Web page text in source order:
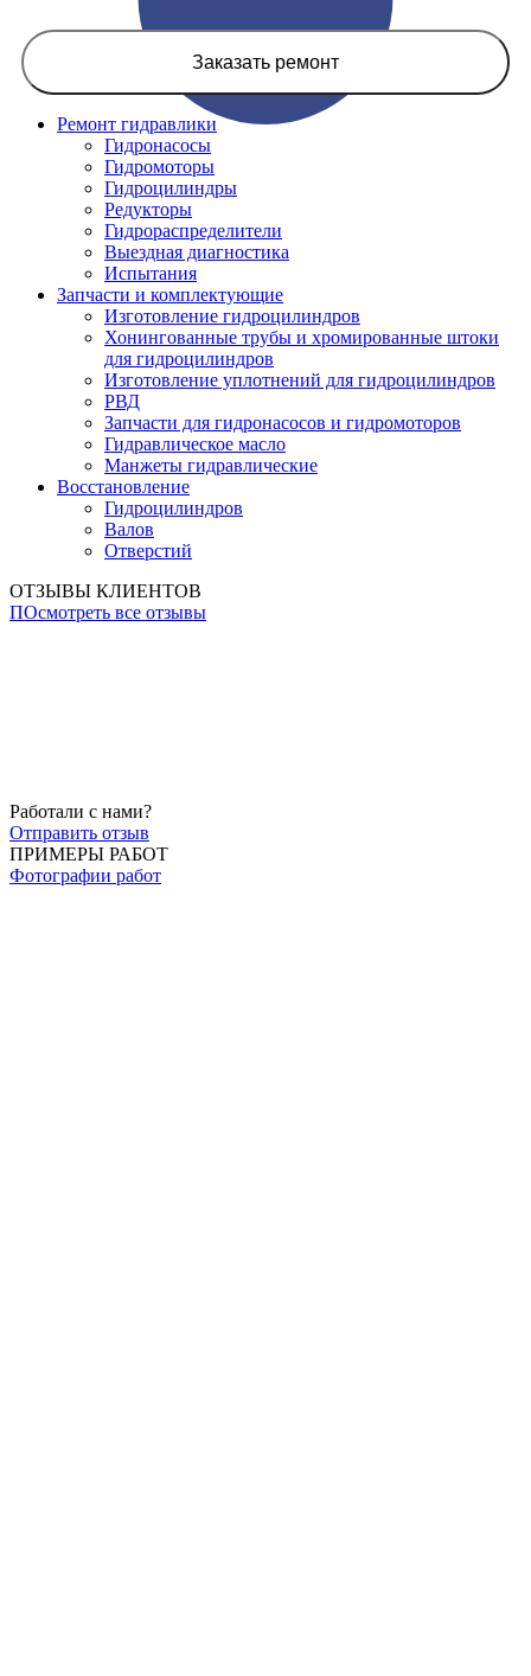
Заказать ремонт
Ремонт гидравлики
Гидронасосы
Гидромоторы
Гидроцилиндры
Редукторы
Гидрораспределители
Выездная диагностика
Испытания
Запчасти и комплектующие
Изготовление гидроцилиндров
Хонингованные трубы и хромированные штоки
для гидроцилиндров
Изготовление уплотнений для гидроцилиндров
РВД
Запчасти для гидронасосов и гидромоторов
Гидравлическое масло
Манжеты гидравлические
Восстановление
Гидроцилиндров
Валов
Отверстий
ОТЗЫВЫ КЛИЕНТОВ
ПОсмотреть все отзывы
Работали с нами?
Отправить отзыв
ПРИМЕРЫ РАБОТ
Фотографии работ